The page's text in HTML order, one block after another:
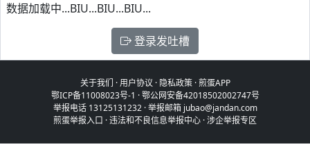
数据加载中...BIU...BIU...BIU...
登录发吐槽
关于我们 ·用户协议 · 隐私政策·煎蛋APP
鄂ICP备11008023号-1 ·鄂公网安备42018502002747号
举报电话 13125131232 · 举报邮箱 jubao@jandan.com
煎蛋举报入口 ·违法和不良信息举报中心 ·涉企举报专区